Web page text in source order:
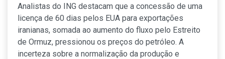
Analistas do ING destacam que a concessão de uma
licença de 60 dias pelos EUA para exportações
iranianas, somada ao aumento do fluxo pelo Estreito
de Ormuz, pressionou os preços do petróleo. A
incerteza sobre a normalização da produção e